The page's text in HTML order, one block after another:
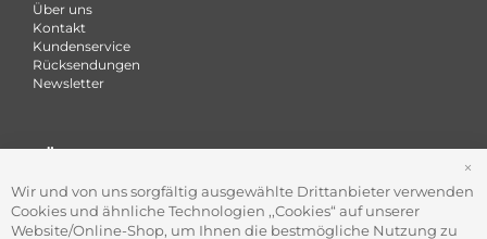
Über uns
Kontakt
Kundenservice
Rücksendungen
Newsletter
FÜR FIRMEN
Office Coffee Kaffee für das Büro
Firmenkundenservice
Firmenrabatt-Programm
Wir und von uns sorgfältig ausgewählte Drittanbieter verwenden
Cookies und ähnliche Technologien ,,Cookies“ auf unserer
Website/Online-Shop, um Ihnen die bestmögliche Nutzung zu